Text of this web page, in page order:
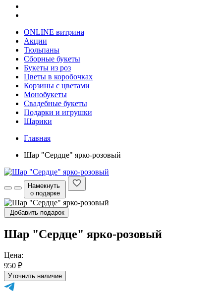
ONLINE витрина
Акции
Тюльпаны
Сборные букеты
Букеты из роз
Цветы в коробочках
Корзины с цветами
Монобукеты
Свадебные букеты
Подарки и игрушки
Шарики
Главная
Шар "Сердце" ярко-розовый
Намекнуть
о подарке
Добавить подарок
Шар "Сердце" ярко-розовый
Цена:
950 ₽
Уточнить наличие